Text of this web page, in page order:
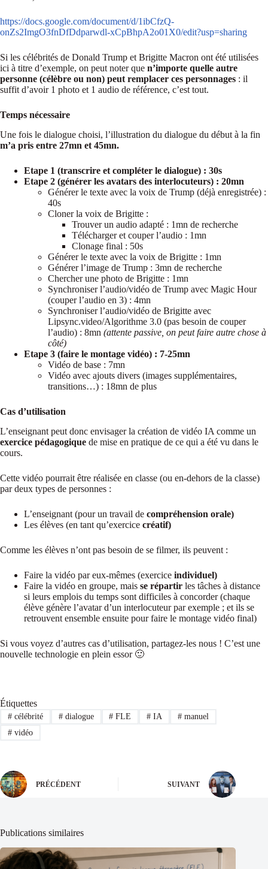
https://docs.google.com/document/d/1ibCfzQ-
onZs2ImgO3fnDfDdparwdl-xCpBhpA2o01X0/edit?usp=sharing
Si les célébrités de Donald Trump et Brigitte Macron ont été utilisées
ici à titre d’exemple, on peut noter que n’importe quelle autre
personne (célèbre ou non) peut remplacer ces personnages : il
suffit d’avoir 1 photo et 1 audio de référence, c’est tout.
Temps nécessaire
Une fois le dialogue choisi, l’illustration du dialogue du début à la fin
m’a pris entre 27mn et 45mn.
Etape 1 (transcrire et compléter le dialogue) : 30s
Etape 2 (générer les avatars des interlocuteurs) : 20mn
Générer le texte avec la voix de Trump (déjà enregistrée) :
40s
Cloner la voix de Brigitte :
Trouver un audio adapté : 1mn de recherche
Télécharger et couper l’audio : 1mn
Clonage final : 50s
Générer le texte avec la voix de Brigitte : 1mn
Générer l’image de Trump : 3mn de recherche
Chercher une photo de Brigitte : 1mn
Synchroniser l’audio/vidéo de Trump avec Magic Hour
(couper l’audio en 3) : 4mn
Synchroniser l’audio/vidéo de Brigitte avec
Lipsync.video/Algorithme 3.0 (pas besoin de couper
l’audio) : 8mn (attente passive, on peut faire autre chose à
côté)
Etape 3 (faire le montage vidéo) : 7-25mn
Vidéo de base : 7mn
Vidéo avec ajouts divers (images supplémentaires,
transitions…) : 18mn de plus
Cas d’utilisation
L’enseignant peut donc envisager la création de vidéo IA comme un
exercice pédagogique de mise en pratique de ce qui a été vu dans le
cours.
Cette vidéo pourrait être réalisée en classe (ou en-dehors de la classe)
par deux types de personnes :
L’enseignant (pour un travail de compréhension orale)
Les élèves (en tant qu’exercice créatif)
Comme les élèves n’ont pas besoin de se filmer, ils peuvent :
Faire la vidéo par eux-mêmes (exercice individuel)
Faire la vidéo en groupe, mais se répartir les tâches à distance
si leurs emplois du temps sont difficiles à concorder (chaque
élève génère l’avatar d’un interlocuteur par exemple ; et ils se
retrouvent ensemble ensuite pour faire le montage vidéo final)
Si vous voyez d’autres cas d’utilisation, partagez-les nous ! C’est une
nouvelle technologie en plein essor 🙂
Étiquettes
#célébrité #dialogue # FLE # IA # manuel
#vidéo
PRÉCÉDENT SUIVANT
Publications similaires